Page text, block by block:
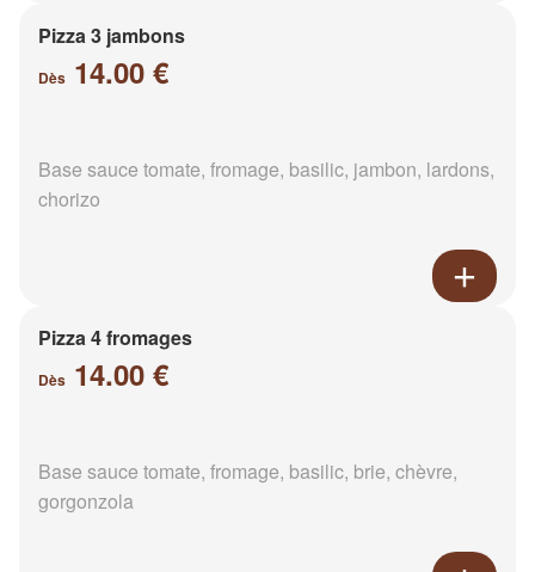
Pizza 3 jambons
Dès 14.00 €
Base sauce tomate, fromage, basilic, jambon, lardons,
chorizo
Pizza 4 fromages
Dès 14.00 €
Base sauce tomate, fromage, basilic, brie, chèvre,
gorgonzola